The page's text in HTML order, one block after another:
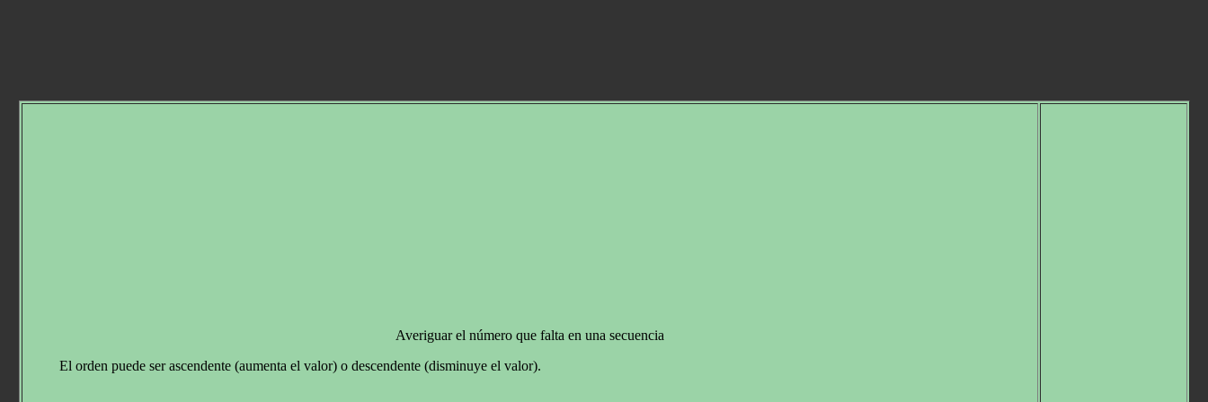
Averiguar el número que falta en una secuencia
El orden puede ser ascendente (aumenta el valor) o descendente (disminuye el valor).